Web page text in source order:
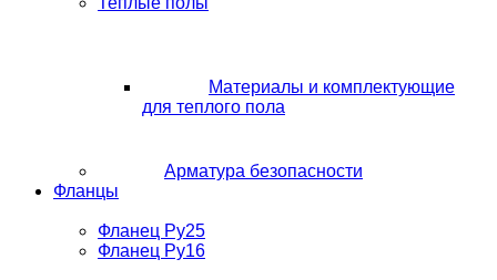
Материалы и комплектующие
для теплого пола
Арматура безопасности
Фланцы
Фланец Ру25
Фланец Ру16